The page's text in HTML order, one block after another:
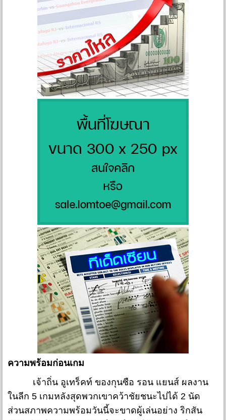
ความพร้อมก่อนเกม
เจ้าถิ่น อูเทร็คท์ ของกุนซือ รอน แยนส์ ผลงาน
ในลีก 5 เกมหลังสุดพวกเขาคว้าชัยชนะไปได้ 2 นัด
ส่วนสภาพความพร้อมวันนี้จะขาดผู้เล่นอย่าง ริกสัน